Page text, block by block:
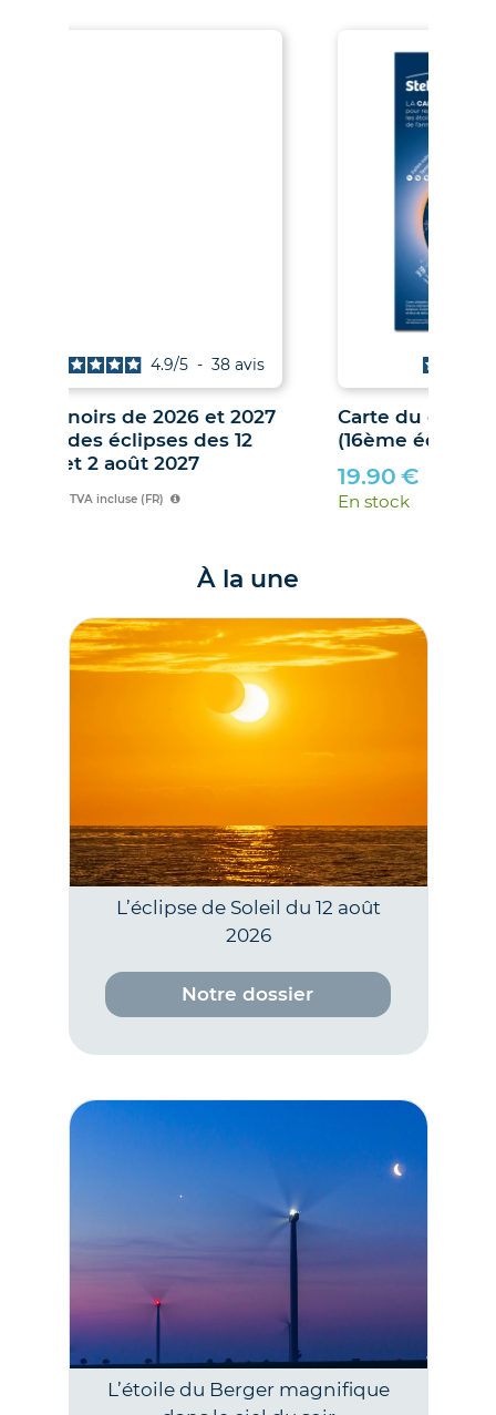
Les Soleils noirs de 2026 et 2027
– Le guide des éclipses des 12
août 2026 et 2 août 2027
21.00 €
À la une
L’éclipse de Soleil du 12 août
2026
Notre dossier
L’étoile du Berger magnifique